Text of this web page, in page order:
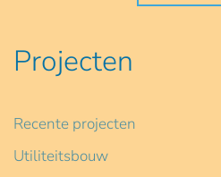
Projecten
Recente projecten
Utiliteitsbouw